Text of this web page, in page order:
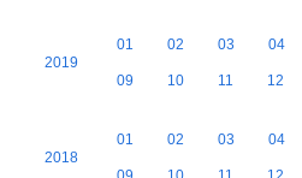
2019
01 02 03 04
09 10 11 12
2018
01 02 03 04